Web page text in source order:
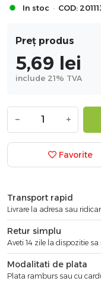
In stoc · COD:
Preț produs
5,69 lei
include 21% TVA
− +
Favorite
Transport rapid
Livrare la adresa sau
Retur simplu
Aveti 14 zile la dispozitie
Modalitati de plata
Plata ramburs sau cu